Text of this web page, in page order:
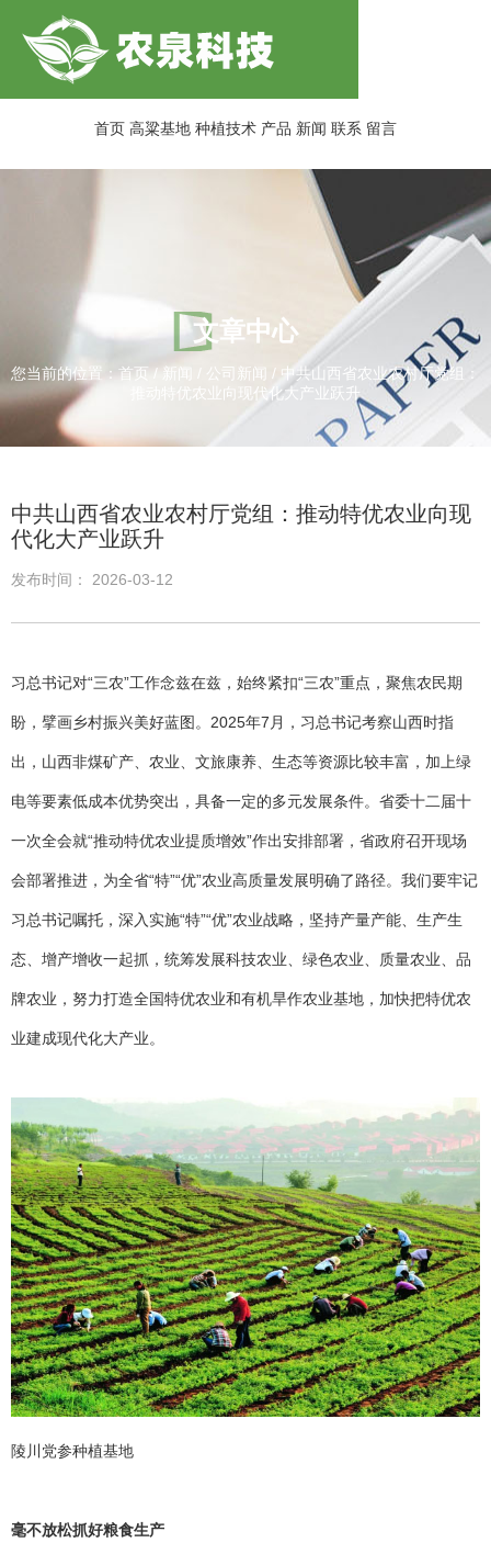
首页 高粱基地 种植技术 产品 新闻 联系 留言
文章中心
您当前的位置：首页 / 新闻 / 公司新闻 / 中共山西省农业农村厅党组：
推动特优农业向现代化大产业跃升
中共山西省农业农村厅党组：推动特优农业向现
代化大产业跃升
发布时间： 2026-03-12
习总书记对“三农”工作念兹在兹，始终紧扣“三农”重点，聚焦农民期
盼，擘画乡村振兴美好蓝图。2025年7月，习总书记考察山西时指
出，山西非煤矿产、农业、文旅康养、生态等资源比较丰富，加上绿
电等要素低成本优势突出，具备一定的多元发展条件。省委十二届十
一次全会就“推动特优农业提质增效”作出安排部署，省政府召开现场
会部署推进，为全省“特”“优”农业高质量发展明确了路径。我们要牢记
习总书记嘱托，深入实施“特”“优”农业战略，坚持产量产能、生产生
态、增产增收一起抓，统筹发展科技农业、绿色农业、质量农业、品
牌农业，努力打造全国特优农业和有机旱作农业基地，加快把特优农
业建成现代化大产业。
陵川党参种植基地
毫不放松抓好粮食生产